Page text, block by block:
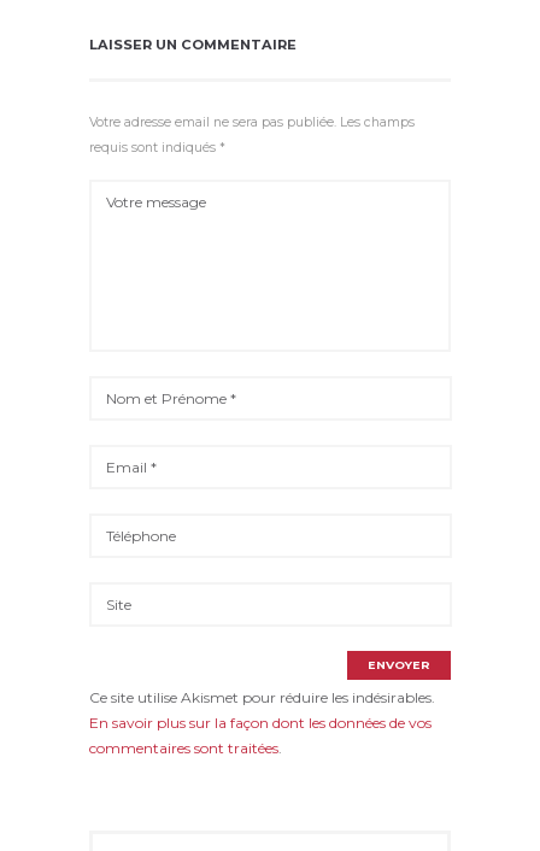
LAISSER UN COMMENTAIRE
Votre adresse email ne sera pas publiée. Les champs
requis sont indiqués *
Ce site utilise Akismet pour réduire les indésirables.
En savoir plus sur la façon dont les données de vos
commentaires sont traitées.